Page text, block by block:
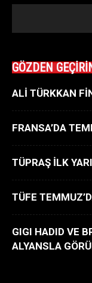
GÖZDEN
ALİ TÜRKKAN
FRANSA’DA
TÜPRAŞ İLK
TÜFE
GIGI HADID VE
ALYANSLA